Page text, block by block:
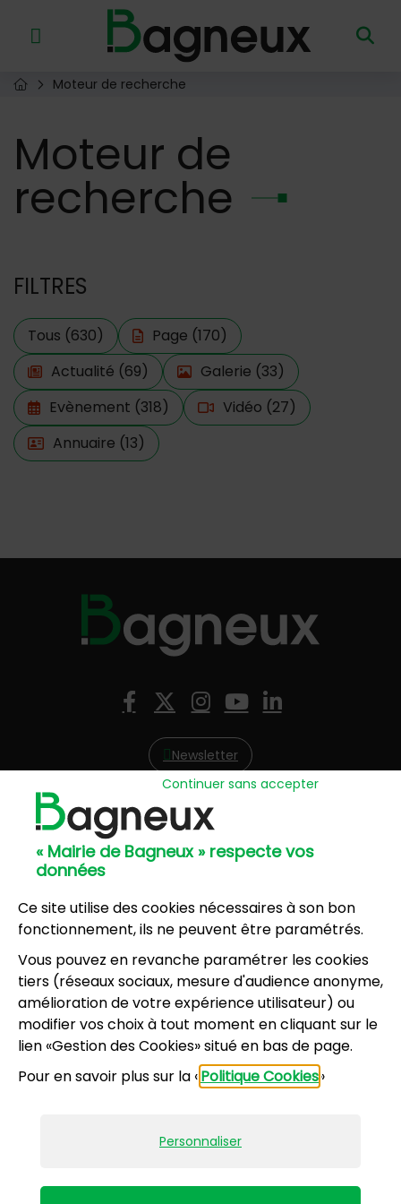
« Mairie de Bagneux » respecte vos
données
Ce site utilise des cookies nécessaires à son bon
fonctionnement, ils ne peuvent être paramétrés.
Vous pouvez en revanche paramétrer les cookies
tiers (réseaux sociaux, mesure d'audience anonyme,
amélioration de votre expérience utilisateur) ou
modifier vos choix à tout moment en cliquant sur le
lien «Gestion des Cookies» situé en bas de page.
Pour en savoir plus sur la «Politique Cookies»
Personnaliser
Continuer sans accepter
Menu de raccourcis
Retour à l'accueil
Page d'accueil du site
Moteur de recherche
Moteur de
recherche
FILTRES
Tous (630) Page (170)
Actualité (69)
Filtre actif Galerie (33)
Evènement (318) Vidéo (27)
Annuaire (13)
Facebook
X (Twitter)
Instagram
YouTube
LinkedIn
Newsletter
Hôtel de Ville
57, avenue Henri Ravera - 92220 Bagneux
01 42 31 60 00
8, résidence du Port Galand - 92220 Bagneux
01 45 47 62 00
NOUS CONTACTER
Horaires d’ouverture:
Lundi, mercredi, jeudi, vendredi : 8h30-12h et
13h30-17h
Samedi : 9h-12h pour le service État civil (hors
vacances scolaires)